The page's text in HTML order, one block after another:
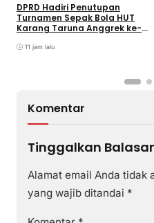
DPRD Hadiri Penutupan
Turnamen Sepak Bola HUT
Karang Taruna Anggrek ke-
11 jam lalu
Komentar
Tinggalkan
Alamat email Anda tidak
yang wajib ditandai *